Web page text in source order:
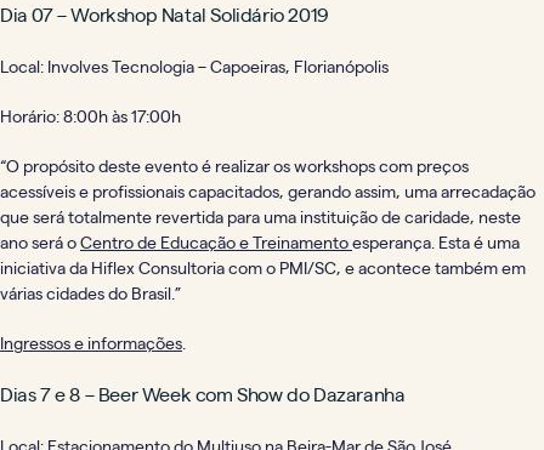
Dia 07 – Workshop Natal Solidário 2019
Local: Involves Tecnologia – Capoeiras, Florianópolis
Horário: 8:00h às 17:00h
“O propósito deste evento é realizar os workshops com preços
acessíveis e profissionais capacitados, gerando assim, uma arrecadação
que será totalmente revertida para uma instituição de caridade, neste
ano será oCentro de Educação e Treinamentoesperança. Esta é uma
iniciativa da Hiflex Consultoria com o PMI/SC, e acontece também em
várias cidades do Brasil.”
Ingressos e informações
Dias 7 e 8 – Beer Week com Show do Dazaranha